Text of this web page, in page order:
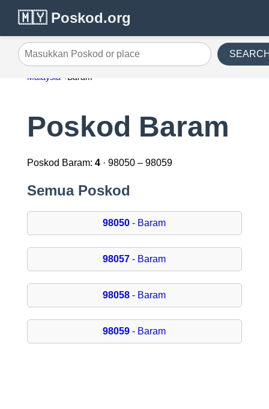
🇲🇾 Poskod.org
Masukkan Poskod or place
Malaysia Baram
Poskod Baram
Poskod Baram: 4· 98050 – 98059
Semua Poskod
98050 - Baram
98057 - Baram
98058 - Baram
98059 - Baram